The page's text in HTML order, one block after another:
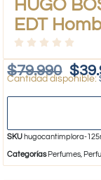
HUGO
EDT
$79.990 $
SKU hugocantimplora-
Categorías Perfumes,